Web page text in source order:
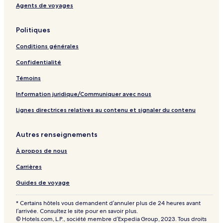
e
Agents de voyages
Politiques
Conditions générales
Confidentialité
Témoins
Information juridique/Communiquer avec nous
Lignes directrices relatives au contenu et signaler du contenu
Autres renseignements
À propos de nous
Carrières
Guides de voyage
* Certains hôtels vous demandent d’annuler plus de 24 heures avant
l’arrivée. Consultez le site pour en savoir plus.
© Hotels.com, L.P., société membre d’Expedia Group, 2023. Tous droits